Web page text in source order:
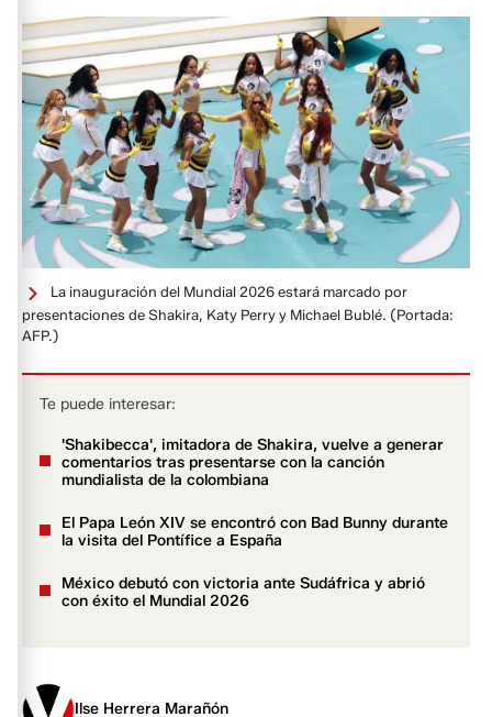
La inauguración del Mundial 2026 estará marcado por
presentaciones de Shakira, Katy Perry y Michael Bublé. (Portada:
AFP.)
Te puede interesar:
'Shakibecca', imitadora de Shakira, vuelve a generar
comentarios tras presentarse con la canción
mundialista de la colombiana
El Papa León XIV se encontró con Bad Bunny durante
la visita del Pontífice a España
México debutó con victoria ante Sudáfrica y abrió
con éxito el Mundial 2026
Ilse Herrera Marañón